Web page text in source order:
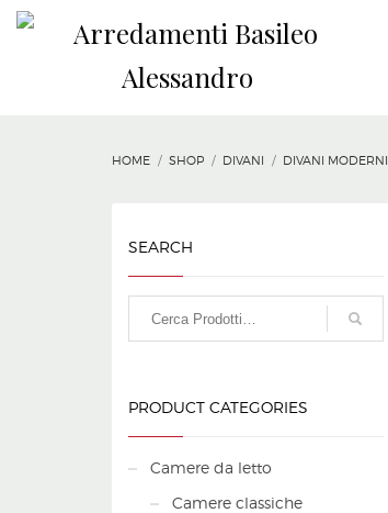
HOME SHOP DIVANI DIVANI MODERNI
SEARCH
PRODUCT CATEGORIES
Camere da letto
Camere classiche